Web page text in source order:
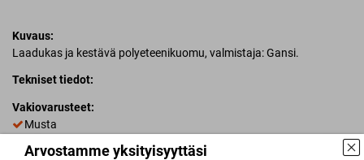
Arvostamme yksityisyyttäsi
Kuvaus:
Laadukas ja kestävä polyeteenikuomu, valmistaja: Gansi.
Tekniset tiedot:
Vakiovarusteet:
Musta